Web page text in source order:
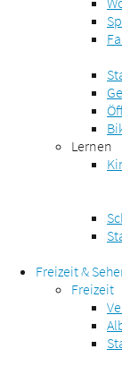
Lernen
Freizeit &
Freizeit